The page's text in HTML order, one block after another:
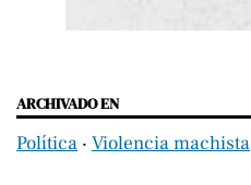
ARCHIVADO EN
Política ‧ Violencia machista